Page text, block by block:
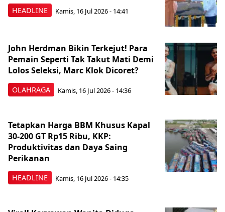
HEADLINE Kamis, 16 Jul 2026 - 14:41
OLAHRAGA
John Herdman Bikin Terkejut! Para
Pemain Seperti Tak Takut Mati Demi
Lolos Seleksi, Marc Klok Dicoret?
Kamis, 16 Jul 2026 - 14:36
HEADLINE
Tetapkan Harga BBM Khusus Kapal
30-200 GT Rp15 Ribu, KKP:
Produktivitas dan Daya Saing
Perikanan
Kamis, 16 Jul 2026 - 14:35